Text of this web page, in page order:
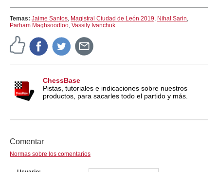
Temas: Jaime Santos, Magistral Ciudad de León 2019, Nihal Sarin,
Parham Maghsoodloo, Vassily Ivanchuk
ChessBase
Pistas, tutoriales e indicaciones sobre nuestros
productos, para sacarles todo el partido y más.
Comentar
Normas sobre los comentarios